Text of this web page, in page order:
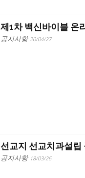
제1차 백신바이블 온
공지사항 20/04/27
선교지 선교치과설립
공지사항 18/03/26